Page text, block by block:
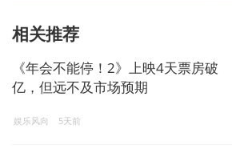
相关推荐
《年会不能停！2》上映4天票房破
亿，但远不及市场预期
娱乐风向 5天前